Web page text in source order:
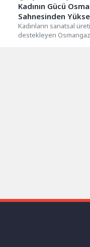
Kadının Gücü
Sahnesinden
Kadınların sanatsal
destekleyen